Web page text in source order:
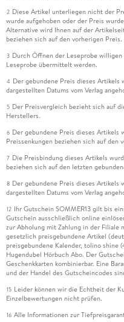
2 Diese Artikel unterliegen nicht der
wurde aufgehoben oder der Preis
Alternative wird Ihnen auf der
beziehen sich auf den vorherigen Preis.
3 Durch Öffnen der Leseprobe
Leseprobe übermittelt werden.
4 Der gebundene Preis dieses
dargestellten Datums vom Verlag
5 Der Preisvergleich bezieht sich auf
Herstellers.
6 Der gebundene Preis dieses Artikels
Preissenkungen beziehen sich auf den
7 Die Preisbindung dieses Artikels
beziehen sich auf den letzten
8 Der gebundene Preis dieses Artikels
dargestellten Datums vom Verlag
12 Ihr Gutschein SOMMER13 gilt bis
Gutschein ausschließlich online
zur Abholung mit Zahlung in der
gesetzlich preisgebundene Artikel
preisgebundene Kalender, tolino shine
Hugendubel Hörbuch Abo. Der
Geschenkkarten kombinierbar. Eine
und der Handel des Gutscheincodes
15 Leider können wir die Echtheit der
Einzelbewertungen nicht prüfen.
16 Alle Informationen zur